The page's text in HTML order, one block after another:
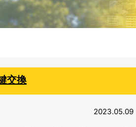
交換
2023.05.09